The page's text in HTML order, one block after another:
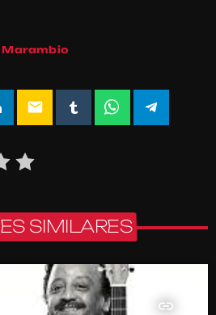
Marambio
email
SIMILARES
insert_link